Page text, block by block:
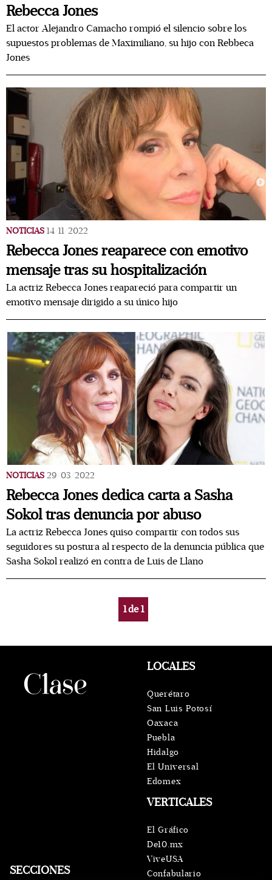
Rebecca Jones
El actor Alejandro Camacho rompió el silencio sobre los
supuestos problemas de Maximiliano, su hijo con Rebbeca
Jones
NOTICIAS 14/11/2022
Rebecca Jones reaparece con emotivo
mensaje tras su hospitalización
La actriz Rebecca Jones reapareció para compartir un
emotivo mensaje dirigido a su único hijo
NOTICIAS 29/03/2022
Rebecca Jones dedica carta a Sasha
Sokol tras denuncia por abuso
La actriz Rebecca Jones quiso compartir con todos sus
seguidores su postura al respecto de la denuncia pública que
Sasha Sokol realizó en contra de Luis de Llano
1de1
SECCIONES
VERTICALES
El Gráfico
De10.mx
ViveUSA
Confabulario
LOCALES
Querétaro
San Luis Potosí
Oaxaca
Puebla
Hidalgo
El Universal
Edomex